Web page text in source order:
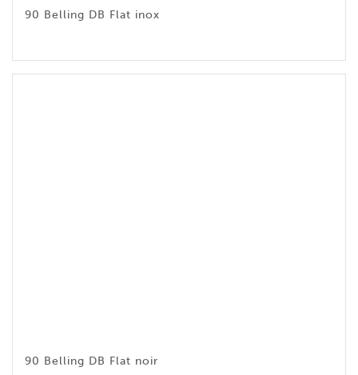
90 Belling DB Flat inox
90 Belling DB Flat noir